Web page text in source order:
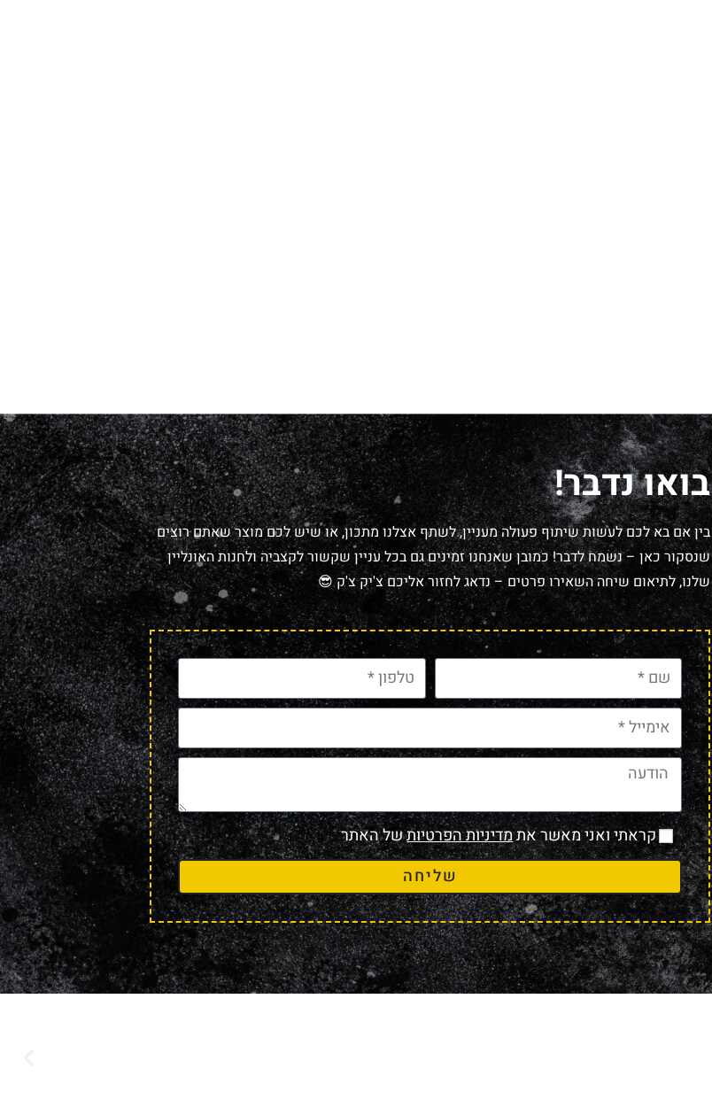
בואו נדבר!
בין אם בא לכם לעשות שיתוף פעולה מעניין, לשתף אצלנו מתכון, או שיש לכם מוצר שאתם רוצים
שנסקור כאן – נשמח לדבר! כמובן שאנחנו זמינים גם בכל עניין שקשור לקצביה ולחנות האונליין
שלנו, לתיאום שיחה השאירו פרטים – נדאג לחזור אליכם צ'יק צ'ק 😎
קראתי ואני מאשר אתמדיניות הפרטיותשל האתר
שליחה